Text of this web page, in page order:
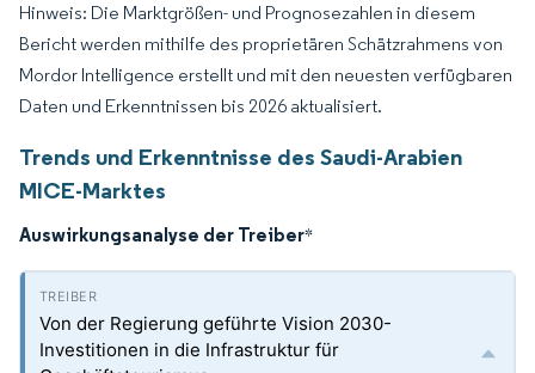
Hinweis: Die Marktgrößen- und Prognosezahlen in diesem
Bericht werden mithilfe des proprietären Schätzrahmens von
Mordor Intelligence erstellt und mit den neuesten verfügbaren
Daten und Erkenntnissen bis 2026 aktualisiert.
Trends und Erkenntnisse des Saudi-Arabien
MICE-Marktes
Auswirkungsanalyse der Treiber*
Von der Regierung geführte Vision 2030-
Investitionen in die Infrastruktur für